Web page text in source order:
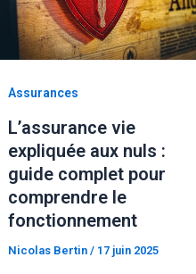
Assurances
L’assurance vie
expliquée aux nuls :
guide complet pour
comprendre le
fonctionnement
Nicolas Bertin/ 17 juin 2025